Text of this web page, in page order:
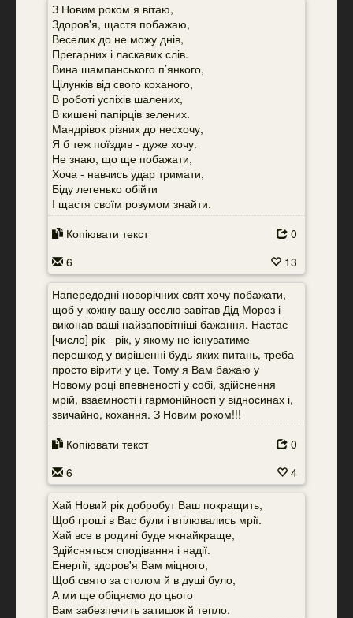
З Новим роком я вітаю,
Здоров'я, щастя побажаю,
Веселих до не можу днів,
Прегарних і ласкавих слів.
Вина шампанського п’янкого,
Цілунків від свого коханого,
В роботі успіхів шалених,
В кишені папірців зелених.
Мандрівок різних до несхочу,
Я б теж поїздив - дуже хочу.
Не знаю, що ще побажати,
Хоча - навчись удар тримати,
Біду легенько обійти
І щастя своїм розумом знайти.
Копіювати текст
0
6
13
Напередодні новорічних свят хочу побажати,
щоб у кожну вашу оселю завітав Дід Мороз і
виконав ваші найзаповітніші бажання. Настає
[число] рік - рік, у якому не існуватиме
перешкод у вирішенні будь-яких питань, треба
просто вірити у це. Тому я Вам бажаю у
Новому році впевненості у собі, здійснення
мрій, взаємності і гармонійності у відносинах і,
звичайно, кохання. З Новим роком!!!
Копіювати текст
0
6
4
Хай Новий рік добробут Ваш покращить,
Щоб гроші в Вас були і втілювались мрії.
Хай все в родині буде якнайкраще,
Здійсняться сподівання і надії.
Енергії, здоров'я Вам міцного,
Щоб свято за столом й в душі було,
А ми ще обіцяємо до цього
Вам забезпечить затишок й тепло.